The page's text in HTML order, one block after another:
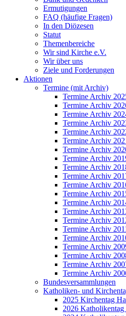
Ermutigungen
FAQ (häufige Fragen)
In den Diözesen
Statut
Themenbereiche
Wir sind Kirche e.V.
Wir über uns
Ziele und Forderungen
Aktionen
Termine (mit Archiv)
Termine Archiv
Termine Archiv
Termine Archiv
Termine Archiv
Termine Archiv
Termine Archiv
Termine Archiv
Termine Archiv
Termine Archiv
Termine Archiv
Termine Archiv
Termine Archiv
Termine Archiv
Termine Archiv
Termine Archiv
Termine Archiv
Termine Archiv
Termine Archiv
Termine Archiv
Termine Archiv
Termine Archiv
Bundesversammlungen
Katholiken- und
2025 Kirchentag
2026